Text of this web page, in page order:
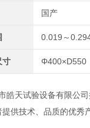
国产
0.019～
寸 Φ400×D550
皓天试验设备有限公
供技术、品质的优秀